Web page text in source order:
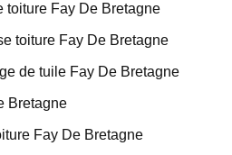
toiture Fay De Bretagne
toiture Fay De Bretagne
de tuile Fay De Bretagne
Bretagne
Fay De Bretagne